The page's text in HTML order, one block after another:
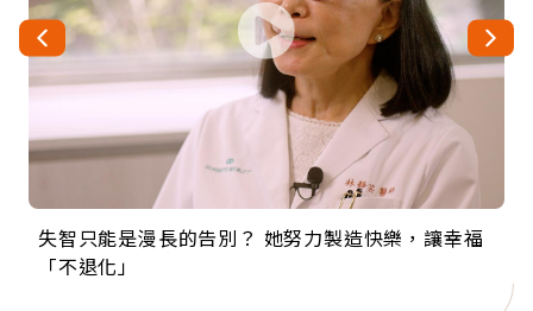
失智只能是漫長的告別？ 她努力製造快樂，讓幸福
「不退化」
來自剛果的巧克力神父 為台灣奉獻36年 「台灣是我
的家，我連作夢都講台語！」
63歲卸矽谷副總、搬回台灣找快樂！「蛋黃哥小
丑」走進安養院，逗樂上萬爺奶：退休後才開始真
104歲打破金氏世界紀錄 成為全球最年長羽球選
手，分享長壽的秘密原來是「這個」
事業巔峰他選擇追夢…黑手阿伯拉小提琴還登上小
巨蛋！連CNN都大讚！